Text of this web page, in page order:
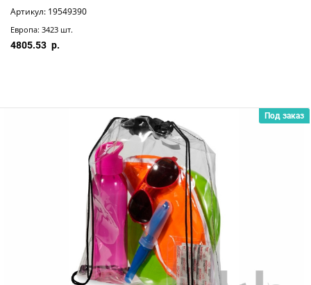
Артикул: 19549390
Европа: 3423 шт.
4805.53
Под заказ